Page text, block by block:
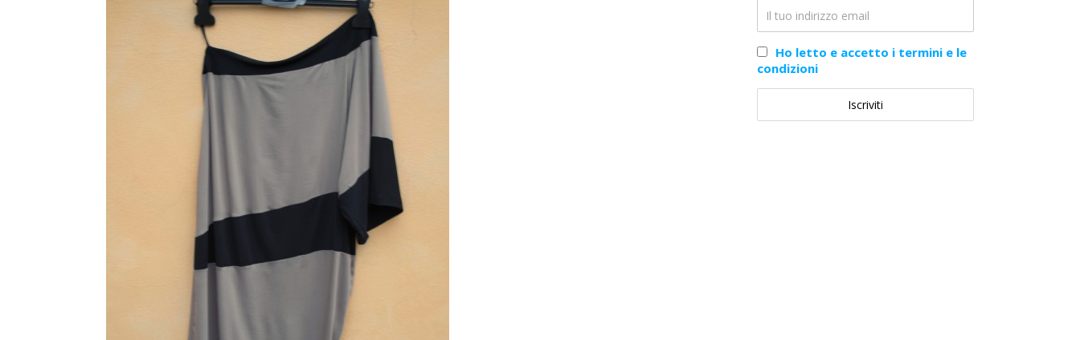
Ho letto e accetto i termini e le
condizioni